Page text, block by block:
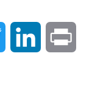
Twitter LinkedIn